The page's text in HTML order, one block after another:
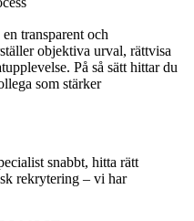
transparent och
objektiva urval, rättvisa
På så sätt hittar du
som stärker
snabbt, hitta rätt
rekrytering – vi har